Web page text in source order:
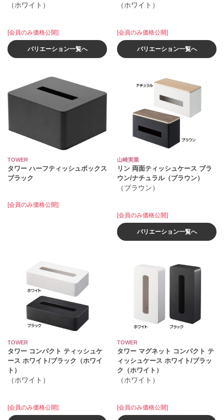
（ホワイト）
[会員のみ価格公開]
バリエーション一覧へ
（ホワイト）
[会員のみ価格公開]
バリエーション一覧へ
TOWER
タワー ハーフティッシュボックス
ブラック
[会員のみ価格公開]
山崎実業
リン 両面ティッシュケース ブラ
ウン/ナチュラル（ブラウン）
（ブラウン）
[会員のみ価格公開]
バリエーション一覧へ
TOWER
タワー コンパクト ティッシュケ
ース ホワイト/ブラック（ホワイ
ト）
（ホワイト）
[会員のみ価格公開]
TOWER
タワー マグネット コンパクト テ
ィッシュケース ホワイト/ブラッ
ク（ホワイト）
（ホワイト）
[会員のみ価格公開]